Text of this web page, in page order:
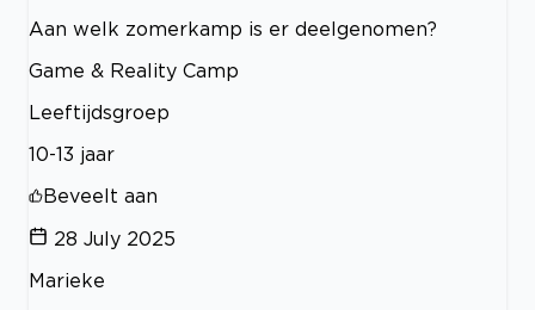
Aan welk zomerkamp is er deelgenomen?
Game & Reality Camp
Leeftijdsgroep
10-13 jaar
Beveelt aan
28 July 2025
Marieke